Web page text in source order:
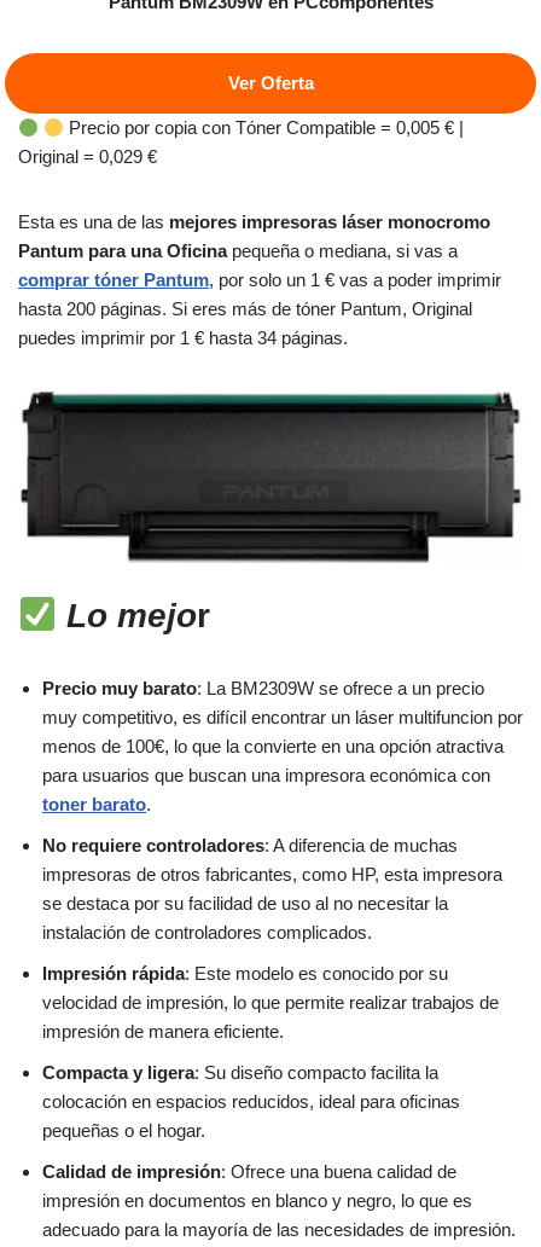
Ver Oferta
Precio por copia con Tóner Compatible = 0,005 € |
Original = 0,029 €
Esta es una de las mejores impresoras láser monocromo
Pantum para una Oficinapequeña o mediana, si vas a
comprar tóner Pantum, por solo un 1 € vas a poder imprimir
hasta 200 páginas. Si eres más de tóner Pantum, Original
puedes imprimir por 1 € hasta 34 páginas.
Lo mejor
Precio muy barato: La BM2309W se ofrece a un precio
muy competitivo, es difícil encontrar un láser multifuncion por
menos de 100€, lo que la convierte en una opción atractiva
para usuarios que buscan una impresora económica con
toner barato.
No requiere controladores: A diferencia de muchas
impresoras de otros fabricantes, como HP, esta impresora
se destaca por su facilidad de uso al no necesitar la
instalación de controladores complicados.
Impresión rápida: Este modelo es conocido por su
velocidad de impresión, lo que permite realizar trabajos de
impresión de manera eficiente.
Compacta y ligera: Su diseño compacto facilita la
colocación en espacios reducidos, ideal para oficinas
pequeñas o el hogar.
Calidad de impresión: Ofrece una buena calidad de
impresión en documentos en blanco y negro, lo que es
adecuado para la mayoría de las necesidades de impresión.